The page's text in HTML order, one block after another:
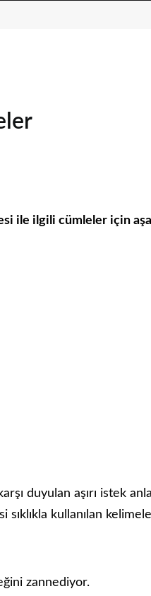
ile ilgili cümleler için
duyulan aşırı istek
kullanılan
zannediyor.